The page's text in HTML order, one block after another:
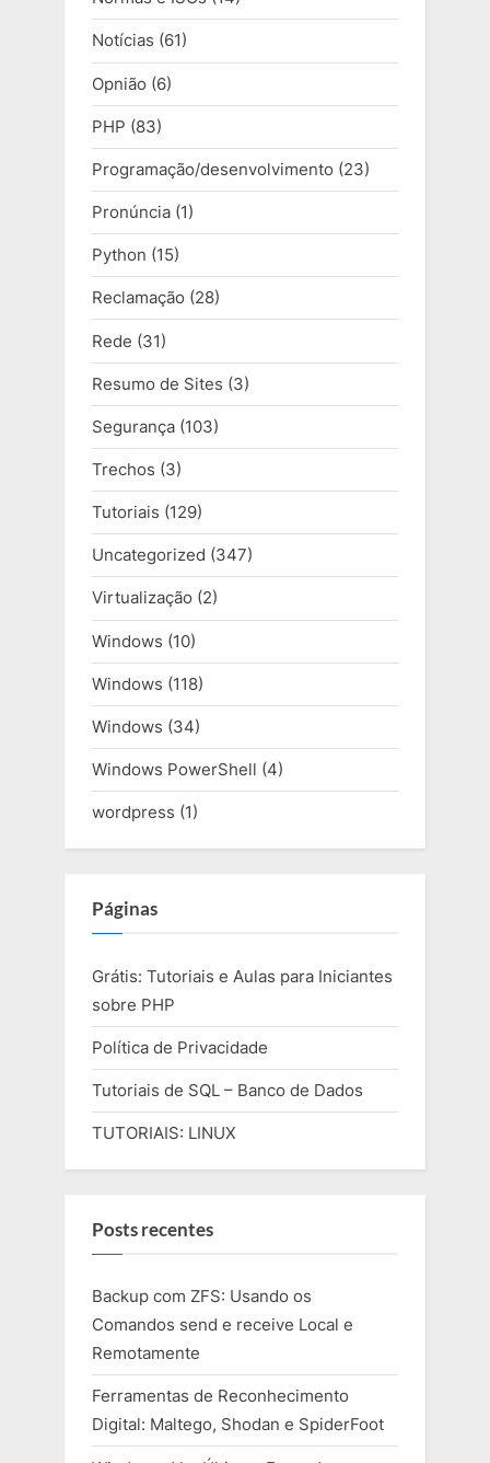
Notícias (61)
Opnião (6)
PHP (83)
Programação/desenvolvimento (23)
Pronúncia (1)
Python (15)
Reclamação (28)
Rede (31)
Resumo de Sites (3)
Segurança (103)
Trechos (3)
Tutoriais (129)
Uncategorized (347)
Virtualização (2)
Windows (10)
Windows (118)
Windows (34)
Windows PowerShell (4)
wordpress (1)
Páginas
Grátis: Tutoriais e Aulas para Iniciantes
sobre PHP
Política de Privacidade
Tutoriais de SQL – Banco de Dados
TUTORIAIS: LINUX
Posts recentes
Backup com ZFS: Usando os
Comandos send e receive Local e
Remotamente
Ferramentas de Reconhecimento
Digital: Maltego, Shodan e SpiderFoot